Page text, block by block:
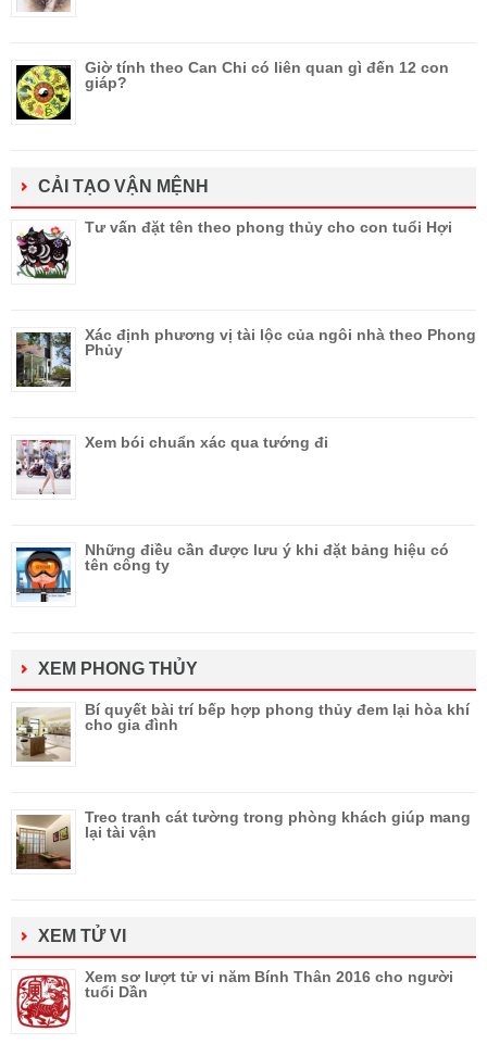
Giờ tính theo Can Chi có liên quan gì đến 12 con
giáp?
CẢI TẠO VẬN MỆNH
Tư vấn đặt tên theo phong thủy cho con tuổi Hợi
Xác định phương vị tài lộc của ngôi nhà theo Phong
Phủy
Xem bói chuẩn xác qua tướng đi
Những điều cần được lưu ý khi đặt bảng hiệu có
tên công ty
XEM PHONG THỦY
Bí quyết bài trí bếp hợp phong thủy đem lại hòa khí
cho gia đình
Treo tranh cát tường trong phòng khách giúp mang
lại tài vận
XEM TỬ VI
Xem sơ lượt tử vi năm Bính Thân 2016 cho người
tuổi Dần